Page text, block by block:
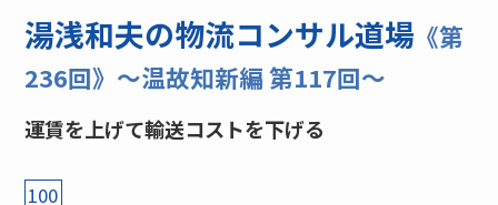
湯浅和夫の物流コンサル道場 《第
236回》〜温故知新編 第117回〜
運賃を上げて輸送コストを下げる
100